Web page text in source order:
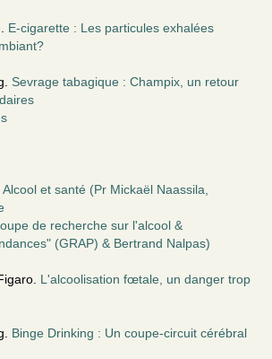
E-cigarette : Les particules exhalées
Sevrage tabagique : Champix, un retour
Alcool et santé (Pr Mickaël Naassila,
de recherche sur l'alcool &
(GRAP) & Bertrand Nalpas)
L'alcoolisation fœtale, un danger trop
Binge Drinking : Un coupe-circuit cérébral